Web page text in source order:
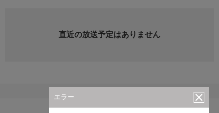
エラー
直近の放送予定はありません